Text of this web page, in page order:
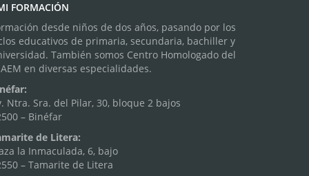
FORMACIÓN
desde niños de dos años, pasando por los
educativos de primaria, secundaria, bachiller y
También somos Centro Homologado del
en diversas especialidades.
Ntra. Sra. del Pilar, 30, bloque 2 bajos
– Binéfar
de Litera:
la Inmaculada, 6, bajo
– Tamarite de Litera